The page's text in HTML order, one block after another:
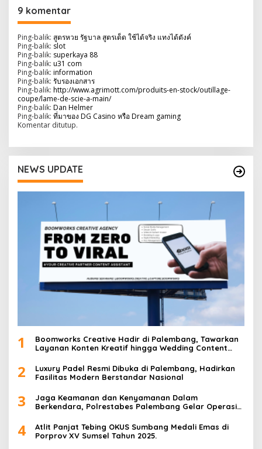
a
s
i
p
o
s
9 komentar
Ping-balik: สูตรหวย รัฐบาล สูตรเด็ด ใช้ได้จริง แทงได้ตังค์
Ping-balik: slot
Ping-balik: superkaya 88
Ping-balik: u31 com
Ping-balik: information
Ping-balik: รับรองเอกสาร
Ping-balik: http://www.agrimott.com/produits-en-stock/outillage-
coupe/lame-de-scie-a-main/
Ping-balik: Dan Helmer
Ping-balik: ที่มาของ DG Casino หรือ Dream gaming
Komentar ditutup.
NEWS UPDATE
1
Boomworks Creative Hadir di Palembang, Tawarkan
Layanan Konten Kreatif hingga Wedding Content
2
Luxury Padel Resmi Dibuka di Palembang, Hadirkan
Fasilitas Modern Berstandar Nasional
3
Jaga Keamanan dan Kenyamanan Dalam
Berkendara, Polrestabes Palembang Gelar Operasi
4
Atlit Panjat Tebing OKUS Sumbang Medali Emas di
Porprov XV Sumsel Tahun 2025.